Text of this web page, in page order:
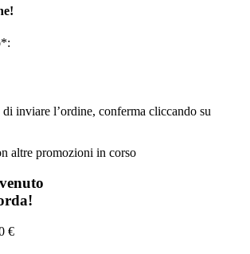
inviare l’ordine, conferma cliccando su
altre promozioni in corso
€